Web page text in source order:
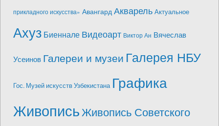
прикладного искусства» Авангард Акварель Актуальное
Ахуз Биеннале Видеоарт Виктор Ан Вячеслав
Усеинов Галереи и музеи Галерея НБУ
Гос. Музей искусств Узбекистана Графика
ЖивописьЖивопись Советского